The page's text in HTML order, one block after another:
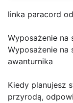
linka paracord
Wyposażenie na
Wyposażenie na
awanturnika
Kiedy planujesz
przyrodą,